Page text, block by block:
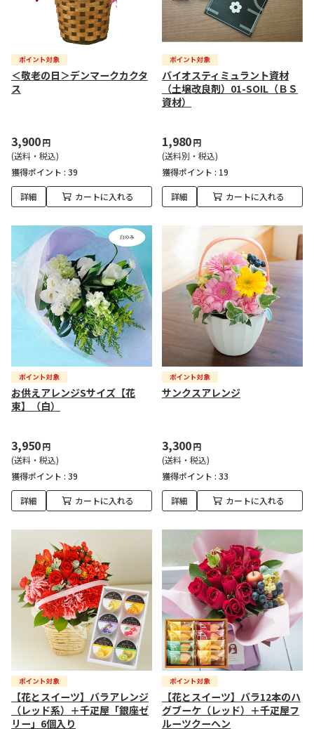
＜敬老の日＞デンマークカクタ
ス
3,900円
(送料・税込)
獲得ポイント : 39
詳細 カートに入れる
バイオスティミュラント資材
（土壌改良剤）01-SOIL（ＢＳ
資材）
1,980円
(送料別・税込)
獲得ポイント : 19
詳細 カートに入れる
お供えアレンジSサイズ【花
束】（白）
3,950円
(送料・税込)
獲得ポイント : 39
詳細 カートに入れる
サンクスアレンジ
3,300円
(送料・税込)
獲得ポイント : 33
詳細 カートに入れる
【花とスイーツ】バラアレンジ
（レッド系）＋千疋屋「銀座ゼ
リー」6個入り
【花とスイーツ】バラ12本のハ
グブーケ（レッド）＋千疋屋フ
ルーツクーヘン